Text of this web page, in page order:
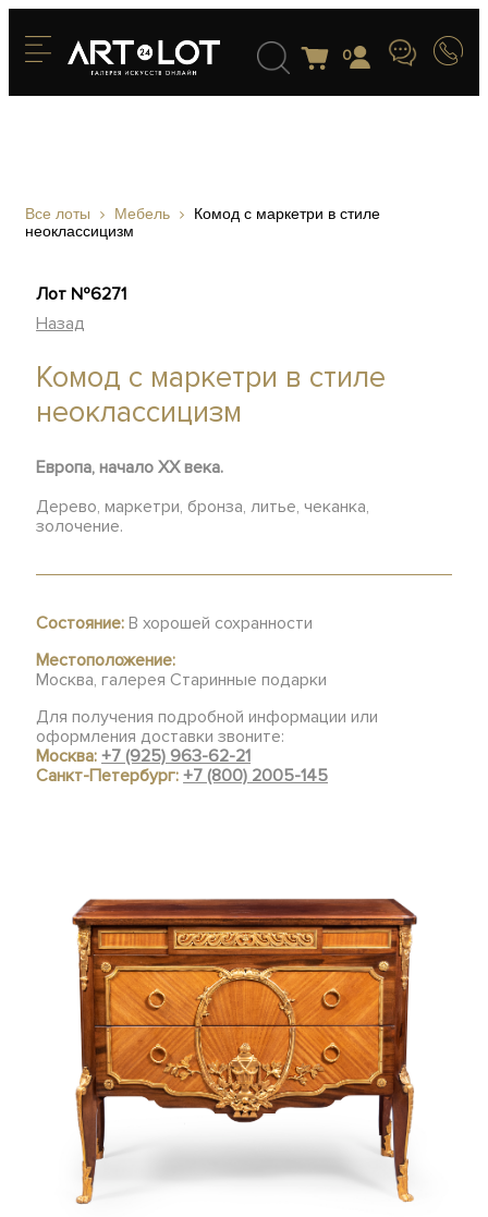
0
Все лоты Мебель
Комод с маркетри в стиле
неоклассицизм
Лот №6271
Назад
Комод с маркетри в стиле
неоклассицизм
Европа, начало XX века.
Дерево, маркетри, бронза, литье, чеканка,
золочение.
Состояние: В хорошей сохранности
Местоположение:
Москва, галерея Старинные подарки
Для получения подробной информации или
оформления доставки звоните:
Москва:+7 (925) 963-62-21
Санкт-Петербург:+7 (800) 2005-145